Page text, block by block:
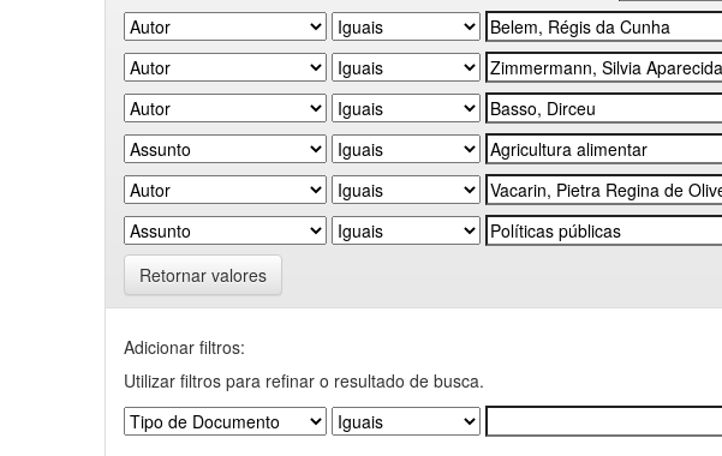
Retornar valores
Adicionar filtros:
Utilizar filtros para refinar o resultado de busca.